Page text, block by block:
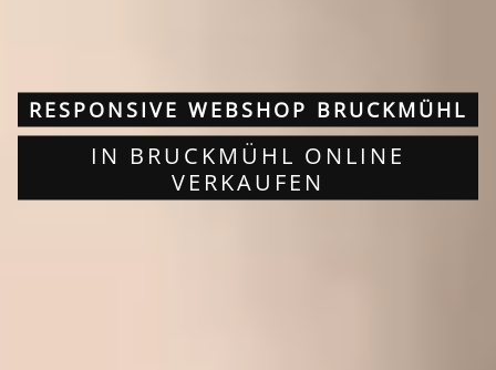
RESPONSIVE WEBSHOP BRUCKMÜHL
IN BRUCKMÜHL ONLINE
VERKAUFEN